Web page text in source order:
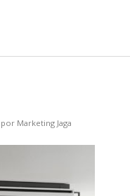
por Marketing Jaga